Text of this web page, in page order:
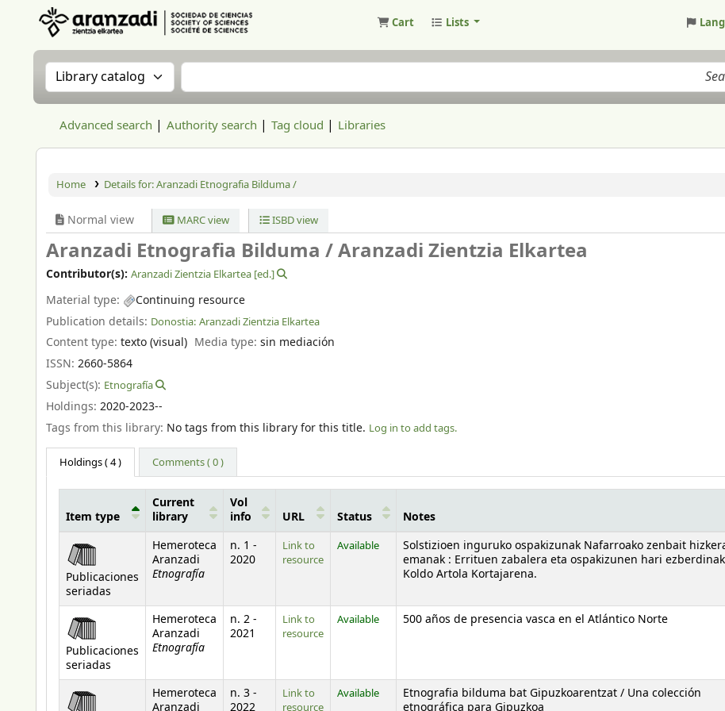
Cart Lists
Search the catalog by:Search the catalog
Advanced search Authority search Tag cloud Libraries
Home Details for:Aranzadi Etnografia Bilduma /
Normal view MARC view ISBD view
Aranzadi Etnografia Bilduma /Aranzadi Zientzia Elkartea
Contributor(s): Aranzadi Zientzia Elkartea [ed.]
Material type:
Continuing resource
Publication details: Donostia: Aranzadi Zientzia Elkartea
Content type: texto (visual) Media type:sin mediación
ISSN: 2660-5864
Subject(s): Etnografía
Holdings: 2020-2023--
Tags from this library: No tags from this library for this title. Log in to add tags.
Holdings( 4 ) Comments ( 0 )
Holdings
Item type
Current
library
Vol
info
URL Status Notes
Publicaciones
seriadas
Hemeroteca
Aranzadi
Etnografía
n. 1 -
2020
Link to
resource
Available
Solstizioen inguruko ospakizunak Nafarroako zenbait
emanak : Errituen zabalera eta ospakizunen hari
Koldo Artola Kortajarena.
Publicaciones
seriadas
Hemeroteca
Aranzadi
Etnografía
n. 2 -
2021
Link to
resource
Available 500 años de presencia vasca en el Atlántico Norte
Hemeroteca
Aranzadi
n. 3 -
2022
Link to
resource
Available
Etnografia bilduma bat Gipuzkoarentzat / Una colección
etnográfica para Gipuzkoa